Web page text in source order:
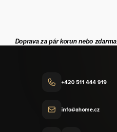
Doprava za pár korun nebo zdarma
+420 511 444 919
info@ahome.cz